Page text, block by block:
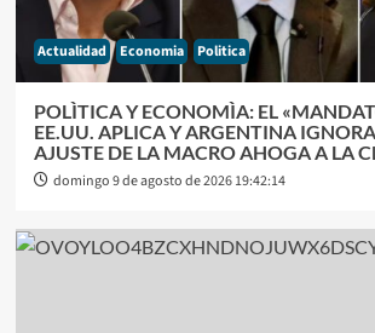
Actualidad Economia Politica
POLÌTICA Y ECONOMÌA: EL
EE.UU. APLICA Y ARGENTINA
AJUSTE DE LA MACRO AHOGA A LA
domingo 9 de agosto de 2026 19:42:14